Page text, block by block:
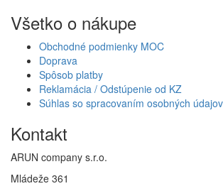
Všetko o nákupe
Obchodné podmienky MOC
Doprava
Spôsob platby
Reklamácia / Odstúpenie od KZ
Súhlas so spracovaním osobných údajov
Kontakt
ARUN company s.r.o.
Mládeže 361